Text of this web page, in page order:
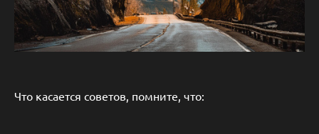
Что касается советов, помните, что: